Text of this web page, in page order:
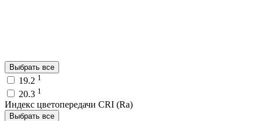
Выбрать все
19.2 1
20.3 1
Индекс цветопередачи CRI (Ra)
Выбрать все